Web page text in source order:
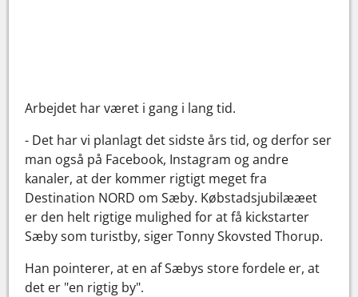
Arbejdet har været i gang i lang tid.
- Det har vi planlagt det sidste års tid, og derfor ser
man også på Facebook, Instagram og andre
kanaler, at der kommer rigtigt meget fra
Destination NORD om Sæby. Købstadsjubilææet
er den helt rigtige mulighed for at få kickstarter
Sæby som turistby, siger Tonny Skovsted Thorup.
Han pointerer, at en af Sæbys store fordele er, at
det er "en rigtig by".